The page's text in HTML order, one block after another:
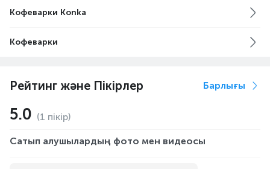
Кофеварки Konka
Кофеварки
Рейтинг және Пікірлер Барлығы
5.0 (1 пікір)
Сатып алушылардың фото мен видеосы